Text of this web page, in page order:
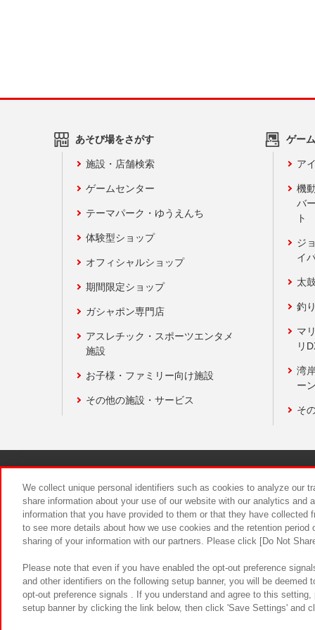
あそび場をさがす
施設・店舗検索
ゲームセンター
テーマパーク・ゆうえんち
体験型ショップ
オフィシャルショップ
期間限定ショップ
ガシャポン専門店
アスレチック・スポーツエンタメ
施設
お子様・ファミリー向け施設
その他の施設・サービス
ゲー
ア
機
バ
ト
ジ
イ
太
釣
マ
リ
湾
ー
そ
食品のご
We collect unique personal identifiers such as cookies to analyze our
share information about your use of our website with our analytics and
information that you have provided to them or that they have
to see more details about how we use cookies and the retention
sharing of your information with our partners. Please click [Do Not
Please note that even if you have enabled the opt-out preference
and other identifiers on the following setup banner, you will be
opt-out preference signals . If you understand and agree to this
setup banner by clicking the link below, then click 'Save Settings' and